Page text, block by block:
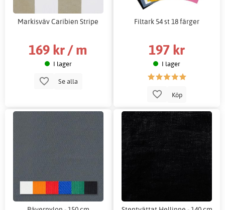
Markisväv Caribien Stripe
169 kr / m
I lager
Se alla
Filtark 54 st 18 färger
197 kr
I lager
Köp